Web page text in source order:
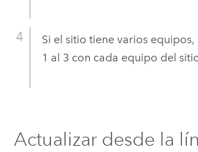
Si el sitio tiene varios
1 al 3 con cada equipo del
Actualizar desde la